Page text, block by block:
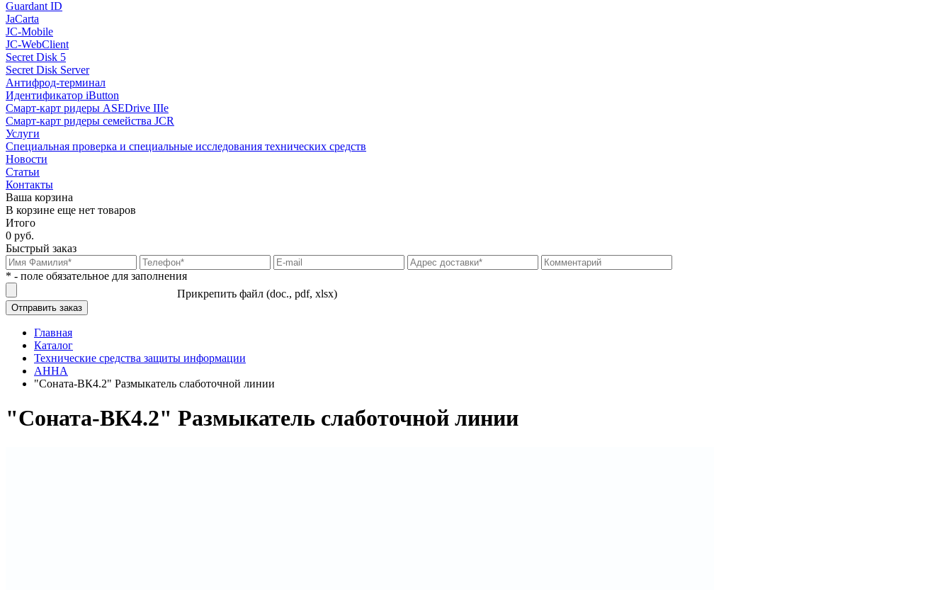
Guardant ID
JaCarta
JC-Mobile
JC-WebClient
Secret Disk 5
Secret Disk Server
Антифрод-терминал
Идентификатор iButton
Смарт-карт ридеры ASEDrive IIIe
Смарт-карт ридеры семейства JCR
Услуги
Специальная проверка и специальные исследования технических средств
Новости
Статьи
Контакты
Ваша корзина
В корзине еще нет товаров
Итого
0 руб.
Быстрый заказ
* - поле обязательное для заполнения
Прикрепить файл (doc., pdf, xlsx)
Главная
Каталог
Технические средства защиты информации
АННА
"Соната-ВК4.2" Размыкатель слаботочной линии
"Соната-ВК4.2" Размыкатель слаботочной линии